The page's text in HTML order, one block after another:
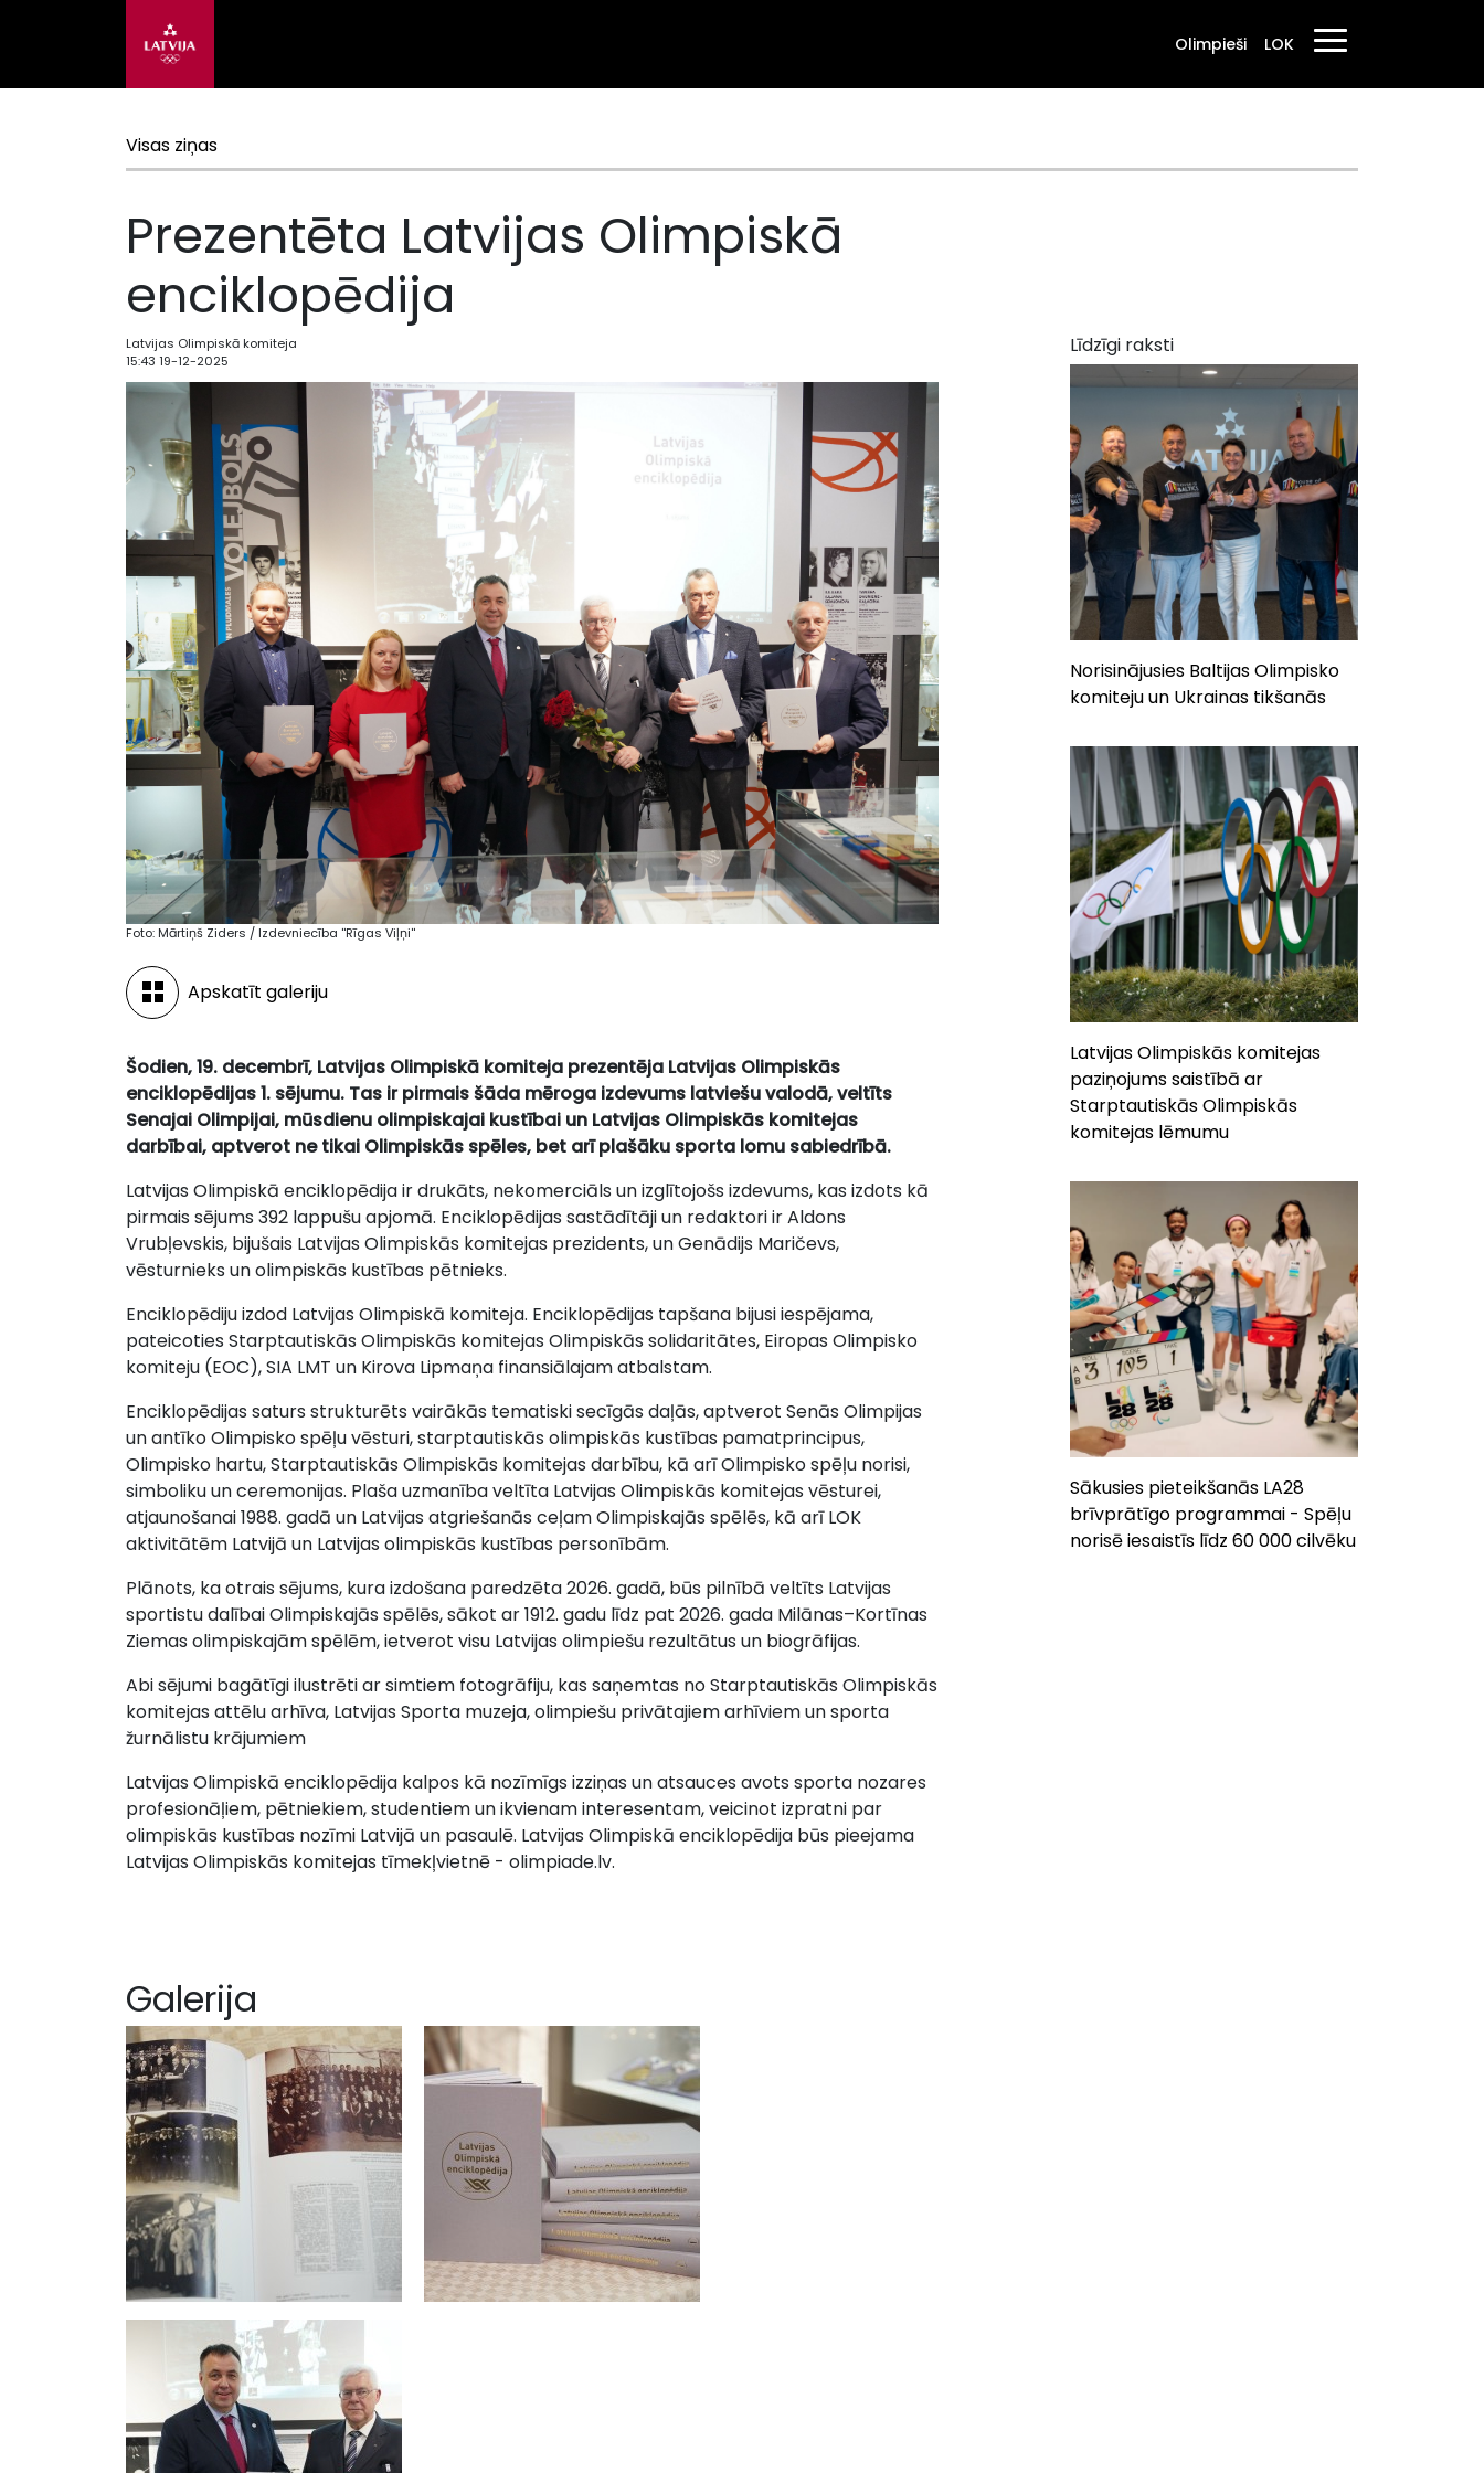
Olimpieši LOK
Visas ziņas
Prezentēta Latvijas Olimpiskā
enciklopēdija
Latvijas Olimpiskā komiteja
15:43 19-12-2025
Foto: Mārtiņš Ziders / Izdevniecība ''Rīgas Viļņi''
Apskatīt galeriju
Šodien, 19. decembrī, Latvijas Olimpiskā komiteja prezentēja Latvijas Olimpiskās
enciklopēdijas 1. sējumu. Tas ir pirmais šāda mēroga izdevums latviešu valodā, veltīts
Senajai Olimpijai, mūsdienu olimpiskajai kustībai un Latvijas Olimpiskās komitejas
darbībai, aptverot ne tikai Olimpiskās spēles, bet arī plašāku sporta lomu sabiedrībā.
Latvijas Olimpiskā enciklopēdija ir drukāts, nekomerciāls un izglītojošs izdevums, kas izdots kā
pirmais sējums 392 lappušu apjomā. Enciklopēdijas sastādītāji un redaktori ir Aldons
Vrubļevskis, bijušais Latvijas Olimpiskās komitejas prezidents, un Genādijs Maričevs,
vēsturnieks un olimpiskās kustības pētnieks.
Enciklopēdiju izdod Latvijas Olimpiskā komiteja. Enciklopēdijas tapšana bijusi iespējama,
pateicoties Starptautiskās Olimpiskās komitejas Olimpiskās solidaritātes, Eiropas Olimpisko
komiteju (EOC), SIA LMT un Kirova Lipmaņa finansiālajam atbalstam.
Enciklopēdijas saturs strukturēts vairākās tematiski secīgās daļās, aptverot Senās Olimpijas
un antīko Olimpisko spēļu vēsturi, starptautiskās olimpiskās kustības pamatprincipus,
Olimpisko hartu, Starptautiskās Olimpiskās komitejas darbību, kā arī Olimpisko spēļu norisi,
simboliku un ceremonijas. Plaša uzmanība veltīta Latvijas Olimpiskās komitejas vēsturei,
atjaunošanai 1988. gadā un Latvijas atgriešanās ceļam Olimpiskajās spēlēs, kā arī LOK
aktivitātēm Latvijā un Latvijas olimpiskās kustības personībām.
Plānots, ka otrais sējums, kura izdošana paredzēta 2026. gadā, būs pilnībā veltīts Latvijas
sportistu dalībai Olimpiskajās spēlēs, sākot ar 1912. gadu līdz pat 2026. gada Milānas–Kortīnas
Ziemas olimpiskajām spēlēm, ietverot visu Latvijas olimpiešu rezultātus un biogrāfijas.
Abi sējumi bagātīgi ilustrēti ar simtiem fotogrāfiju, kas saņemtas no Starptautiskās Olimpiskās
komitejas attēlu arhīva, Latvijas Sporta muzeja, olimpiešu privātajiem arhīviem un sporta
žurnālistu krājumiem
Latvijas Olimpiskā enciklopēdija kalpos kā nozīmīgs izziņas un atsauces avots sporta nozares
profesionāļiem, pētniekiem, studentiem un ikvienam interesentam, veicinot izpratni par
olimpiskās kustības nozīmi Latvijā un pasaulē. Latvijas Olimpiskā enciklopēdija būs pieejama
Latvijas Olimpiskās komitejas tīmekļvietnē - olimpiade.lv.
Galerija
Līdzīgi raksti
Norisinājusies Baltijas Olimpisko
komiteju un Ukrainas tikšanās
Latvijas Olimpiskās komitejas
paziņojums saistībā ar
Starptautiskās Olimpiskās
komitejas lēmumu
Sākusies pieteikšanās LA28
brīvprātīgo programmai - Spēļu
norisē iesaistīs līdz 60 000 cilvēku